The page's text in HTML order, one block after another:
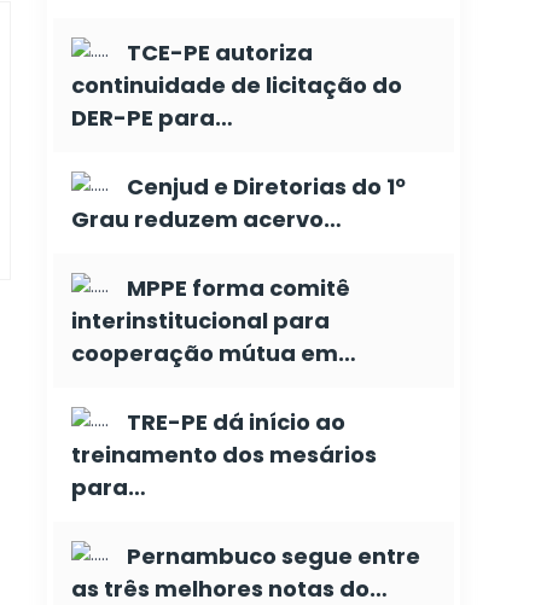
TCE-PE autoriza
continuidade de licitação do
DER-PE para…
Cenjud e Diretorias do 1º
Grau reduzem acervo…
MPPE forma comitê
interinstitucional para
cooperação mútua em…
TRE-PE dá início ao
treinamento dos mesários
para…
Pernambuco segue entre
as três melhores notas do…